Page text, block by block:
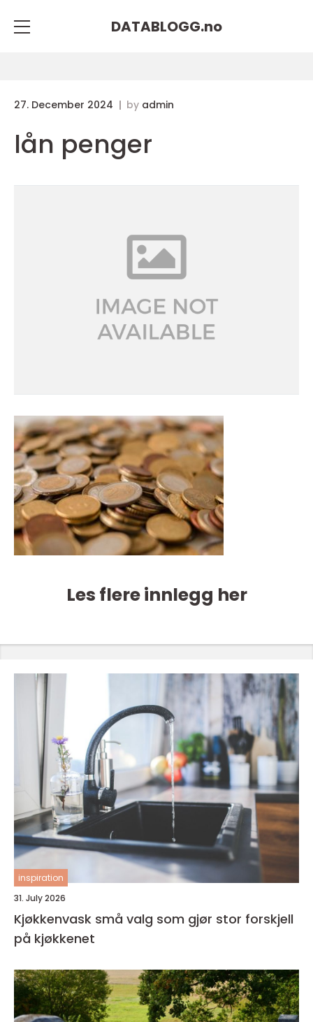
DATABLOGG.no
27. December 2024 by admin
lån penger
Les flere innlegg her
inspiration
31. July 2026
Kjøkkenvask små valg som gjør stor forskjell
på kjøkkenet